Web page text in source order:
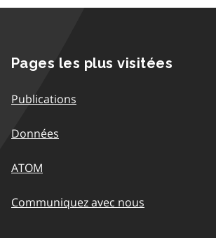
Pages les plus visitées
Publications
Données
ATOM
Communiquez avec nous